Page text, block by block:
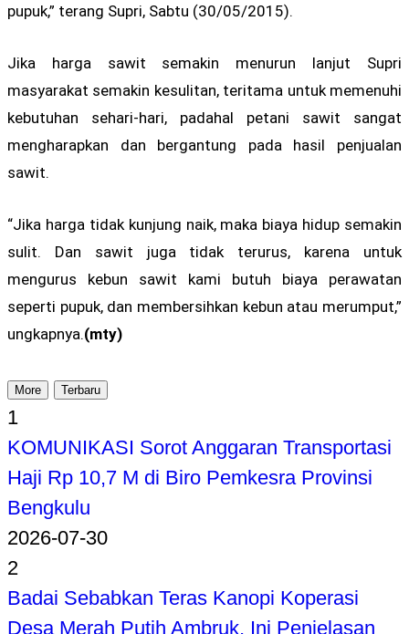
pupuk,” terang Supri, Sabtu (30/05/2015).
Jika harga sawit semakin menurun lanjut Supri
masyarakat semakin kesulitan, teritama untuk memenuhi
kebutuhan sehari-hari, padahal petani sawit sangat
mengharapkan dan bergantung pada hasil penjualan
sawit.
“Jika harga tidak kunjung naik, maka biaya hidup semakin
sulit. Dan sawit juga tidak terurus, karena untuk
mengurus kebun sawit kami butuh biaya perawatan
seperti pupuk, dan membersihkan kebun atau merumput,”
ungkapnya.(mty)
More Terbaru
1
KOMUNIKASI Sorot Anggaran Transportasi
Haji Rp 10,7 M di Biro Pemkesra Provinsi
Bengkulu
2026-07-30
2
Badai Sebabkan Teras Kanopi Koperasi
Desa Merah Putih Ambruk, Ini Penjelasan